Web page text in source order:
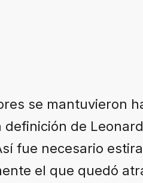
se mantuvieron
de
fue necesario
el que quedó